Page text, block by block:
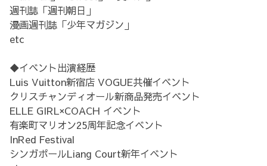
週刊誌「週刊朝日」
漫画週刊誌「少年マガジン」
etc
◆イベント出演経歴
Luis Vuitton新宿店 VOGUE共催イベント
クリスチャンディオール新商品発売イベント
ELLE GIRL×COACH イベント
有楽町マリオン25周年記念イベント
InRed Festival
シンガポールLiang Court新年イベント